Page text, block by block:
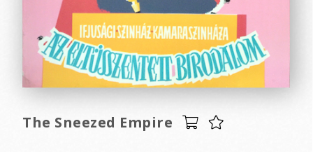
The Sneezed Empire